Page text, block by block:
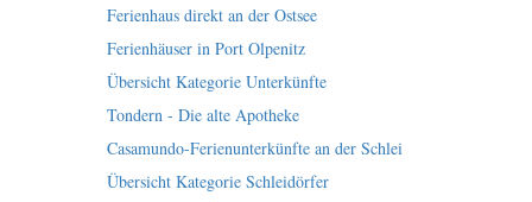
Ferienhaus direkt an der Ostsee
Ferienhäuser in Port Olpenitz
Übersicht Kategorie Unterkünfte
Tondern - Die alte Apotheke
Casamundo-Ferienunterkünfte an der Schlei
Übersicht Kategorie Schleidörfer